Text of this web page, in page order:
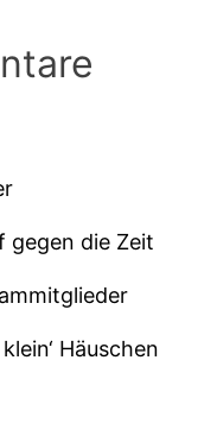
gegen die Zeit
Häuschen